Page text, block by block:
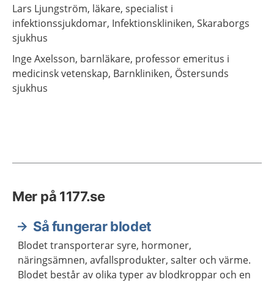
Lars Ljungström, läkare, specialist i
infektionssjukdomar, Infektionskliniken, Skaraborgs
sjukhus
IngeAxelsson, barnläkare, professor emeritus i
medicinsk vetenskap, Barnkliniken, Östersunds
sjukhus
Mer på 1177.se
Så fungerar blodet
Blodet transporterar syre, hormoner,
näringsämnen, avfallsprodukter, salter och värme.
Blodet består av olika typer av blodkroppar och en